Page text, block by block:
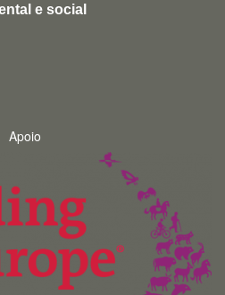
e social
Apoio